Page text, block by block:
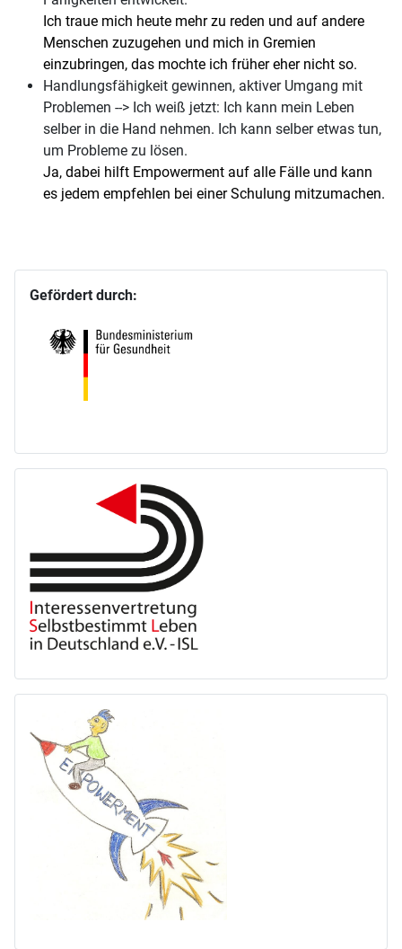
Ich traue mich heute mehr zu reden und auf andere
Menschen zuzugehen und mich in Gremien
einzubringen, das mochte ich früher eher nicht so.
Handlungsfähigkeit gewinnen, aktiver Umgang mit
Problemen --> Ich weiß jetzt: Ich kann mein Leben
selber in die Hand nehmen. Ich kann selber etwas tun,
um Probleme zu lösen.
Ja, dabei hilft Empowerment auf alle Fälle und kann
es jedem empfehlen bei einer Schulung mitzumachen.
Gefördert durch: